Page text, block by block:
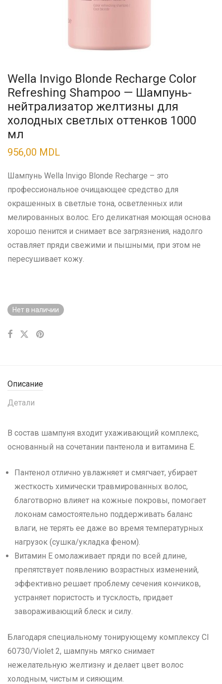
Wella Invigo Blonde Recharge Color
Refreshing Shampoo — Шампунь-
нейтрализатор желтизны для
холодных светлых оттенков 1000
мл
956,00 MDL
Шампунь Wella Invigo Blonde Recharge – это
профессиональное очищающее средство для
окрашенных в светлые тона, осветленных или
мелированных волос. Его деликатная моющая основа
хорошо пенится и снимает все загрязнения, надолго
оставляет пряди свежими и пышными, при этом не
пересушивает кожу.
Нет в наличии
Описание
Детали
В состав шампуня входит ухаживающий комплекс,
основанный на сочетании пантенола и витамина Е.
Пантенол отлично увлажняет и смягчает, убирает
жесткость химически травмированных волос,
благотворно влияет на кожные покровы, помогает
локонам самостоятельно поддерживать баланс
влаги, не терять ее даже во время температурных
нагрузок (сушка/укладка феном).
Витамин Е омолаживает пряди по всей длине,
препятствует появлению возрастных изменений,
эффективно решает проблему сечения кончиков,
устраняет пористость и тусклость, придает
завораживающий блеск и силу.
Благодаря специальному тонирующему комплексу CI
60730/Violet 2, шампунь мягко снимает
нежелательную желтизну и делает цвет волос
холодным, чистым и сияющим.